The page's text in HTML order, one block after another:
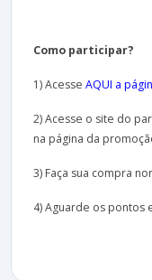
Como participar?
1) Acesse AQUI a
2) Acesse o site do
na página da
3) Faça sua compra
4) Aguarde os pontos